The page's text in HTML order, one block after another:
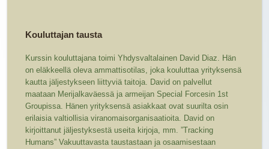
Kouluttajan tausta
Kurssin kouluttajana toimi Yhdysvaltalainen David Diaz. Hän
on eläkkeellä oleva ammattisotilas, joka kouluttaa yrityksensä
kautta jäljestykseen liittyviä taitoja. David on palvellut
maataan Merijalkaväessä ja armeijan Special Forcesin 1st
Groupissa. Hänen yrityksensä asiakkaat ovat suurilta osin
erilaisia valtiollisia viranomaisorganisaatioita. David on
kirjoittanut jäljestyksestä useita kirjoja, mm. ”Tracking
Humans” Vakuuttavasta taustastaan ja osaamisestaan